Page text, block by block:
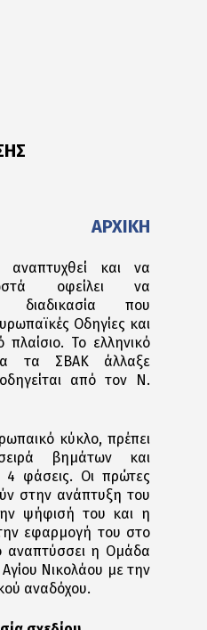
ΑΡΧΙΚΗ
και να
οφείλει να
διαδικασία που
Οδηγίες και
πλαίσιο. Το ελληνικό
τα ΣΒΑΚ άλλαξε
από τον Ν.
κύκλο, πρέπει
βημάτων και
4 φάσεις. Οι πρώτες
στην ανάπτυξη του
ψήφισή του και η
εφαρμογή του στο
αναπτύσσει η Ομάδα
Νικολάου με την
αναδόχου.